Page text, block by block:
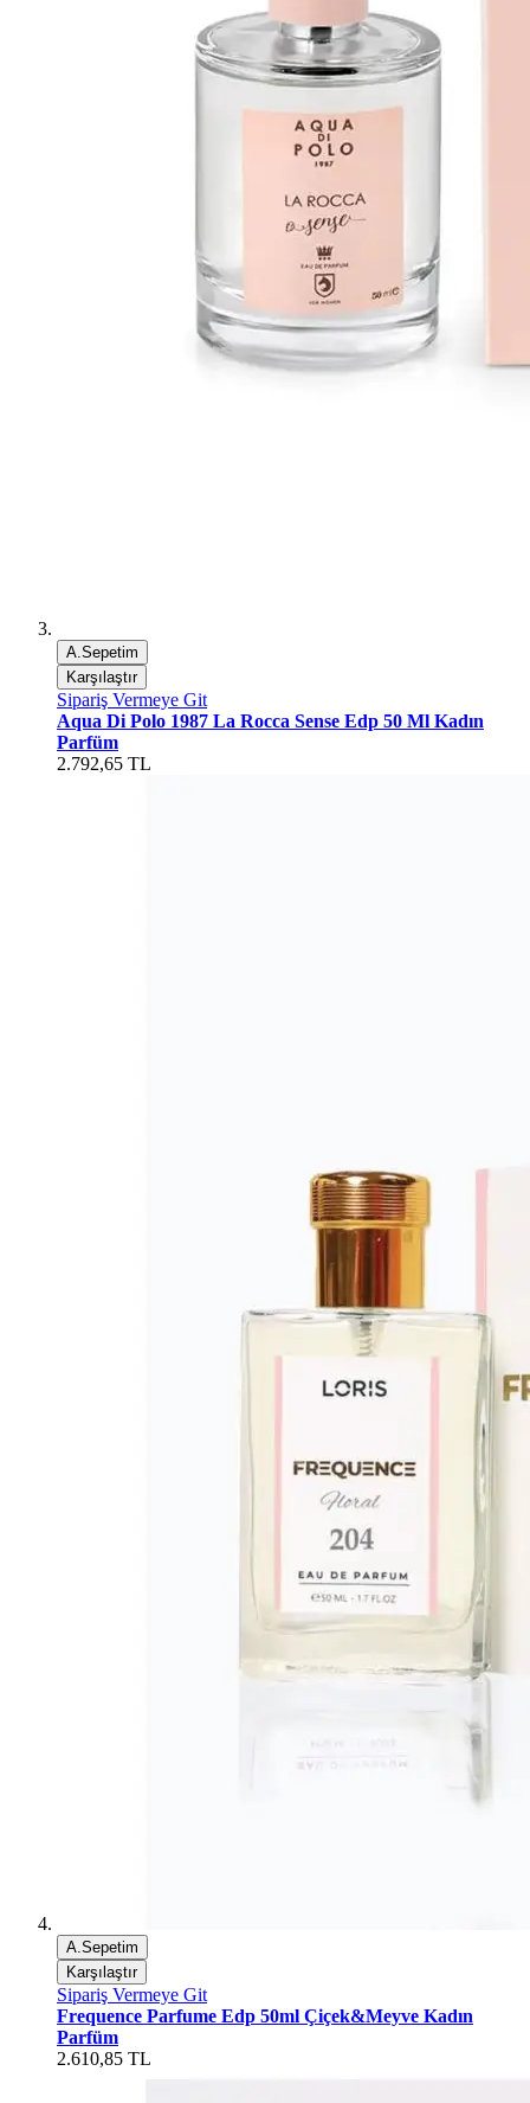
A.Sepetim
Karşılaştır
Sipariş Vermeye Git
Aqua Di Polo 1987 La Rocca Sense Edp 50 Ml Kadın
Parfüm
2.792,65 TL
A.Sepetim
Karşılaştır
Sipariş Vermeye Git
Frequence Parfume Edp 50ml Çiçek&Meyve Kadın
Parfüm
2.610,85 TL